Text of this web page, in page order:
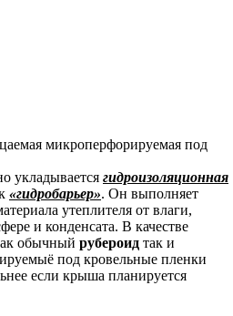
микроперфорируемая под
укладывается гидроизоляционная
«гидробарьер». Он выполняет
утеплителя от влаги,
и конденсата. В качестве
обычный рубероид так и
под кровельные пленки
если крыша планируется